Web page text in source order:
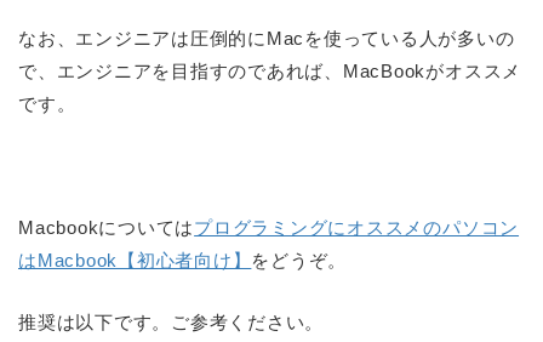
なお、エンジニアは圧倒的にMacを使っている人が多いの
で、エンジニアを目指すのであれば、MacBookがオススメ
です。
Macbookについてはプログラミングにオススメのパソコン
はMacbook【初心者向け】 をどうぞ。
推奨は以下です。ご参考ください。